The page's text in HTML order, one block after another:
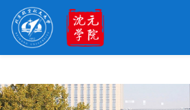
中国·7790必发集团(品牌公